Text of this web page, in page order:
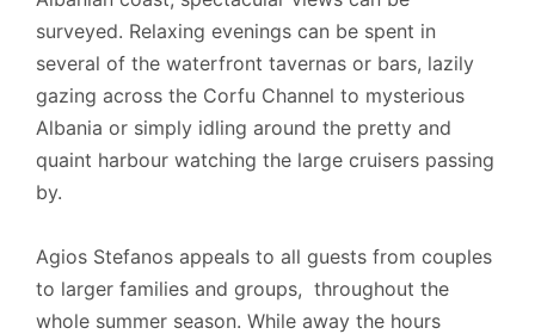
surveyed. Relaxing evenings can be spent in
several of the waterfront tavernas or bars, lazily
gazing across the Corfu Channel to mysterious
Albania or simply idling around the pretty and
quaint harbour watching the large cruisers passing
by.
Agios Stefanos appeals to all guests from couples
to larger families and groups, throughout the
whole summer season. While away the hours